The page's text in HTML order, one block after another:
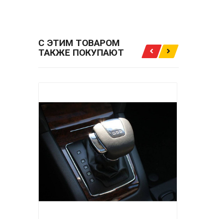
С ЭТИМ ТОВАРОМ
ТАКЖЕ ПОКУПАЮТ